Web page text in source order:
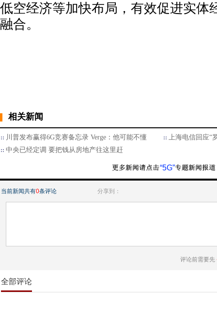
低空经济等加快布局，有效促进实体
融合。
相关新闻
川普发布赢得6G竞赛备忘录 Verge：他可能不懂
上海电信回应“
中央已经定调 要把钱从房地产往这里赶
“5G”
当前新闻共有0条评论 分享到：
评论前需要先
全部评论